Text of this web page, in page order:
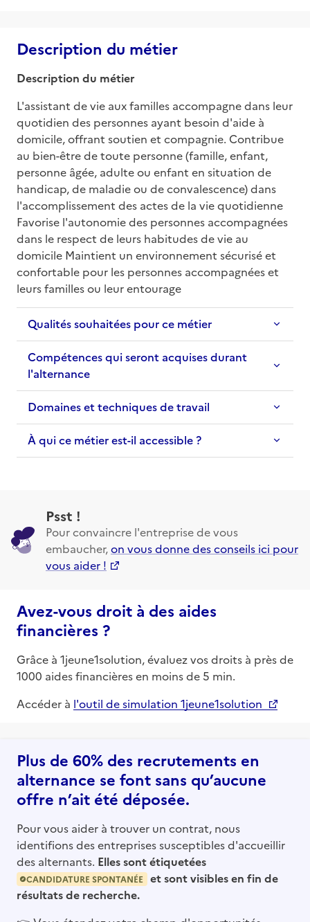
Description du métier
Description du métier
L'assistant de vie aux familles accompagne dans leur
quotidien des personnes ayant besoin d'aide à
domicile, offrant soutien et compagnie. Contribue
au bien-être de toute personne (famille, enfant,
personne âgée, adulte ou enfant en situation de
handicap, de maladie ou de convalescence) dans
l'accomplissement des actes de la vie quotidienne
Favorise l'autonomie des personnes accompagnées
dans le respect de leurs habitudes de vie au
domicile Maintient un environnement sécurisé et
confortable pour les personnes accompagnées et
leurs familles ou leur entourage
Qualités souhaitées pour ce métier
Compétences qui seront acquises durant
l'alternance
Domaines et techniques de travail
À qui ce métier est-il accessible ?
Psst !
Pour convaincre l'entreprise de vous
embaucher,on vous donne des conseils ici pour
vous aider !
Avez-vous droit à des aides
financières ?
Grâce à 1jeune1solution, évaluez vos droits à près de
1000 aides financières en moins de 5 min.
Accéder à l'outil de simulation 1jeune1solution
Plus de 60% des recrutements en
alternance se font sans qu’aucune
offre n’ait été déposée.
Pour vous aider à trouver un contrat, nous
identifions des entreprises susceptibles d'accueillir
des alternants. Elles sont étiquetées
CANDIDATURE SPONTANÉE
et sont visibles en fin de
résultats de recherche.